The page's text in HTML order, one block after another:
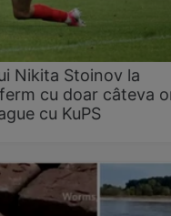
Nikita Stoinov la
cu doar câteva
cu KuPS